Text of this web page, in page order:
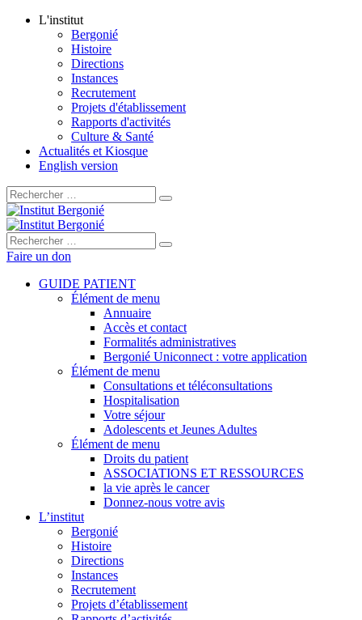
L'institut
Bergonié
Histoire
Directions
Instances
Recrutement
Projets d'établissement
Rapports d'activités
Culture & Santé
Actualités et Kiosque
English version
Rechercher :
Rechercher :
Faire un don
GUIDE PATIENT
Élément de menu
Annuaire
Accès et contact
Formalités administratives
Bergonié Uniconnect : votre application
Élément de menu
Consultations et téléconsultations
Hospitalisation
Votre séjour
Adolescents et Jeunes Adultes
Élément de menu
Droits du patient
ASSOCIATIONS ET RESSOURCES
la vie après le cancer
Donnez-nous votre avis
L’institut
Bergonié
Histoire
Directions
Instances
Recrutement
Projets d’établissement